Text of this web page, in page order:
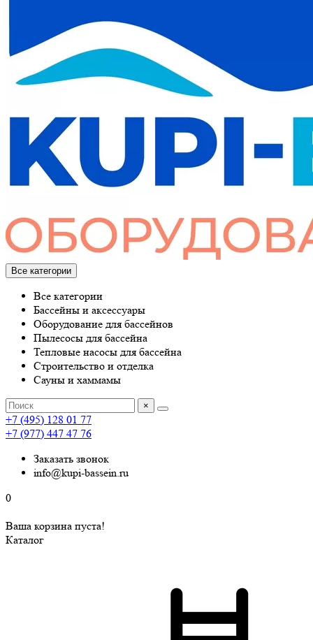
Все категории
Все категории
Бассейны и аксессуары
Оборудование для бассейнов
Пылесосы для бассейна
Тепловые насосы для бассейна
Строительство и отделка
Сауны и хаммамы
×
+7 (495) 128 01 77
+7 (977) 447 47 76
Заказать звонок
info@kupi-bassein.ru
0
Ваша корзина пуста!
Каталог